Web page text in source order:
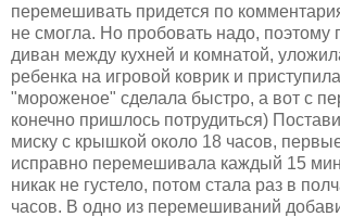
перемешивать придется по
не смогла. Но пробовать надо, поэтому
диван между кухней и комнатой,
ребенка на игровой коврик и
"мороженое" сделала быстро, а вот с
конечно пришлось потрудиться)
миску с крышкой около 18 часов,
исправно перемешивала каждый 15
никак не густело, потом стала раз в
часов. В одно из перемешиваний